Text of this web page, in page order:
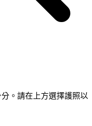
。請在上方選擇護照以